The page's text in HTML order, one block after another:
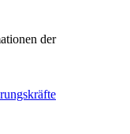
der